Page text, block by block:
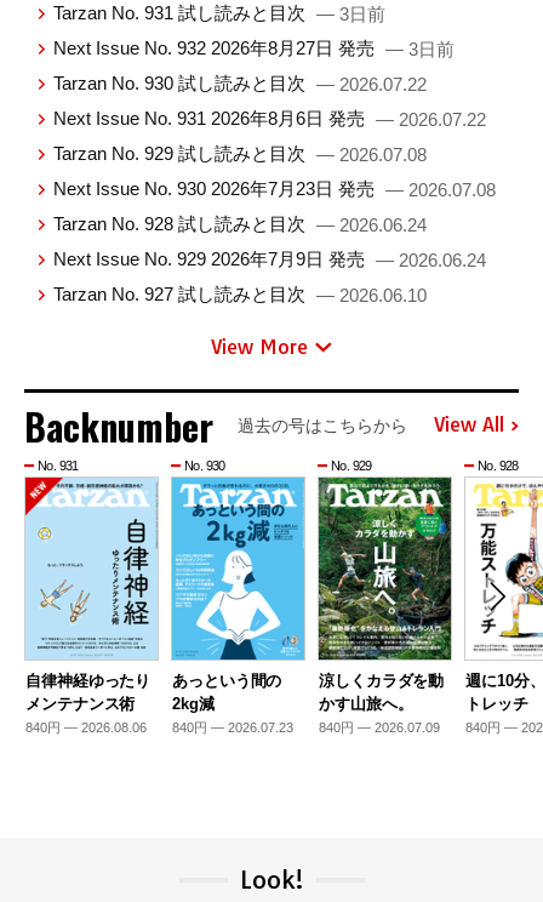
Tarzan No. 931 試し読みと目次 — 3日前
Next Issue No. 932 2026年8月27日 発売 — 3日前
Tarzan No. 930 試し読みと目次 — 2026.07.22
Next Issue No. 931 2026年8月6日 発売 — 2026.07.22
Tarzan No. 929 試し読みと目次 — 2026.07.08
Next Issue No. 930 2026年7月23日 発売 — 2026.07.08
Tarzan No. 928 試し読みと目次 — 2026.06.24
Next Issue No. 929 2026年7月9日 発売 — 2026.06.24
Tarzan No. 927 試し読みと目次 — 2026.06.10
View More
Backnumber 過去の号はこちらから View All
No. 931
自律神経ゆったり
メンテナンス術
840円 — 2026.08.06
No. 930
あっという間の
2kg減
840円 — 2026.07.23
No. 929
涼しくカラダを動
かす山旅へ。
840円 — 2026.07.09
No. 928
週に10分
トレッチ
840円 —
Look!